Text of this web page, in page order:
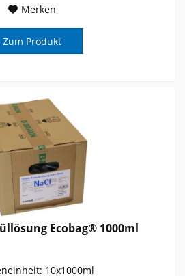
Merken
Zum Produkt
Ecobag® 1000ml
10x1000ml